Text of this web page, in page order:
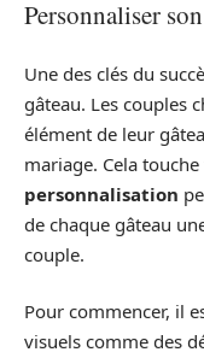
Personnaliser
Une des clés du
gâteau. Les couples
élément de leur
mariage. Cela
personnalisation
de chaque gâteau
couple.
Pour commencer, il
visuels comme des